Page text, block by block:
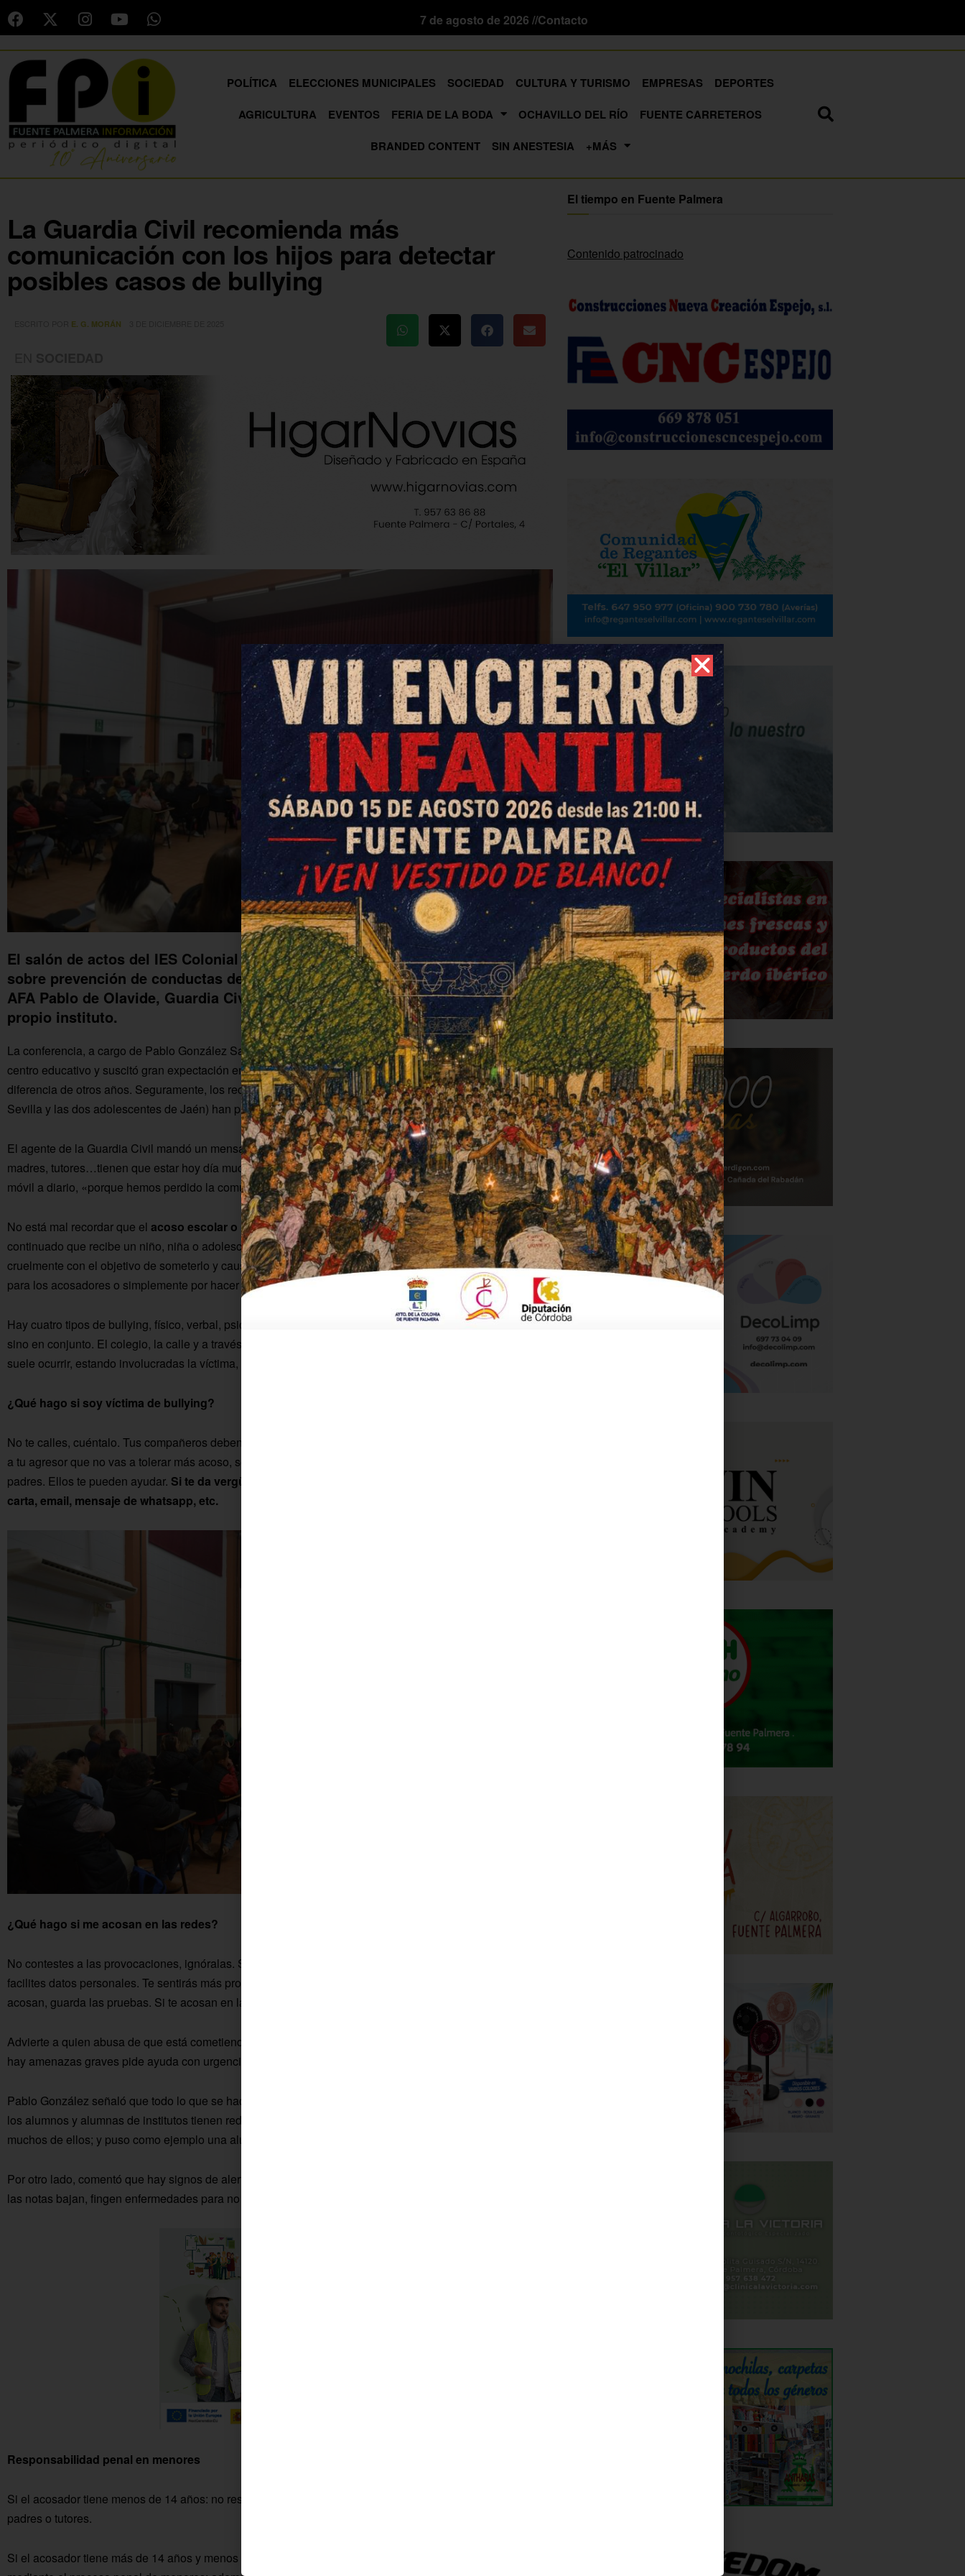
7 de agosto de 2026 //Contacto
POLÍTICA ELECCIONES MUNICIPALES SOCIEDAD CULTURA Y TURISMO EMPRESAS
DEPORTES
AGRICULTURA
EVENTOS FERIA DE LA BODA OCHAVILLO DEL RÍO
FUENTE CARRETEROS
BRANDED CONTENT
SIN ANESTESIA +MÁS
La Guardia Civil recomienda más
comunicación con los hijos para detectar
posibles casos de bullying
E. G. MORÁN
El salón de actos del IES Colonial se llenó con unas cien personas en la charla
sobre prevención de conductas de riesgo en menores organizada ayer por la
AFA Pablo de Olavide, Guardia Civil, Ayuntamiento de Fuente Palmera y el
propio instituto.
La conferencia, a cargo de Pablo González Santos, está enmarcada en el Plan Director 2025/2026 del
centro educativo y suscitó gran expectación entre las familias del alumnado que abarrotaron el auditorio a
diferencia de otros años. Seguramente, los recientes casos de suicidio en Andalucía (Sandra Peña en
Sevilla y las dos adolescentes de Jaén) han puesto en alerta a muchos padres y madres.
El agente de la Guardia Civil mandó un mensaje claro y lo repitió varias veces: los progenitores, padres,
madres, tutores…tienen que estar hoy día mucho más pendientes de los menores e incluso mirarles el
móvil a diario, «porque hemos perdido la comunicación con ellos».
No está mal recordar que el acoso escolar o bullyinges el maltrato físico y/o psicológico deliberado y
continuado que recibe un niño, niña o adolescente por parte de otro u otros, que se comportan con él o ella
cruelmente con el objetivo de someterlo y causarle miedo, con vistas a obtener algún resultado favorable
para los acosadores o simplemente por hacer daño y humillar a la víctima.
Hay cuatro tipos de bullying, físico, verbal, psicológico y social. Normalmente no se dan de forma aislada
sino en conjunto. El colegio, la calle y a través de las redes, chats (ciberbullying) son los lugares donde
suele ocurrir, estando involucradas la víctima, agresor y espectadores.
¿Qué hago si soy víctima de bullying?
No te calles, cuéntalo. Tus compañeros deben saber lo que está ocurriendo y cómo te sientes. Hazle saber
a tu agresor que no vas a tolerar más acoso, sea del tipo de que sea. Pide ayuda a tus profesores y a tus
padres. Ellos te pueden ayudar. Si te da vergüenza hablarlo o no sabes como contarlo, escribe una
carta, email, mensaje de whatsapp, etc.
¿Qué hago si me acosan en las redes?
No contestes a las provocaciones, ignóralas. Si te molestan, abandona la conexión y pide ayuda. No
facilites datos personales. Te sentirás más protegido/a. No hagas en la red lo que no harías a la cara. Si te
acosan, guarda las pruebas. Si te acosan en la red, denuncia ante los administradores.
Advierte a quien abusa de que está cometiendo un delito, pero solo una vez, la siguiente denúncialo. Si
hay amenazas graves pide ayuda con urgencia.
Pablo González señaló que todo lo que se hace en las redes deja rastro y que hoy día, prácticamente todos
los alumnos y alumnas de institutos tienen redes sociales. Sorprende la cantidad de seguidores que tienen
muchos de ellos; y puso como ejemplo una alumna de 2º de ESO con 1.800 seguidores.
Por otro lado, comentó que hay signos de alerta en los adolescentes que delatan que algo está pasando:
las notas bajan, fingen enfermedades para no ir a clase, descargan toda su ira contra los profesores, etc.
Responsabilidad penal en menores
Si el acosador tiene menos de 14 años: no responde penalmente; la responsabilidad civil recae en los
padres o tutores.
Si el acosador tiene más de 14 años y menos de 18: será responsable penalmente, respondiendo
El tiempo en Fuente Palmera
Contenido patrocinado